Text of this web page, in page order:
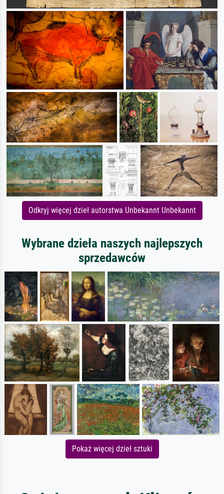
Odkryj więcej dzieł autorstwa Unbekannt Unbekannt
Wybrane dzieła naszych najlepszych
sprzedawców
Pokaż więcej dzieł sztuki